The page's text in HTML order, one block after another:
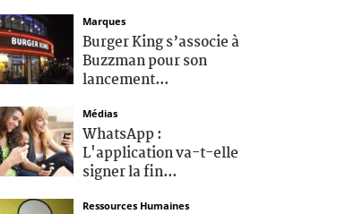
Marques
Burger King s’associe à
Buzzman pour son
lancement...
Médias
WhatsApp :
L'application va-t-elle
signer la fin...
Ressources Humaines